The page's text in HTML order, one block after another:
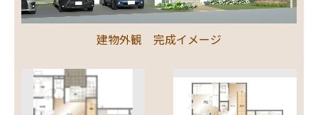
建物外観 完成イメージ